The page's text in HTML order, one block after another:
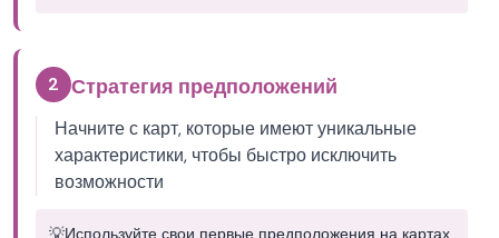
2 Стратегия предположений
Начните с карт, которые имеют уникальные
характеристики, чтобы быстро исключить
возможности
💡Используйте свои первые предположения на картах